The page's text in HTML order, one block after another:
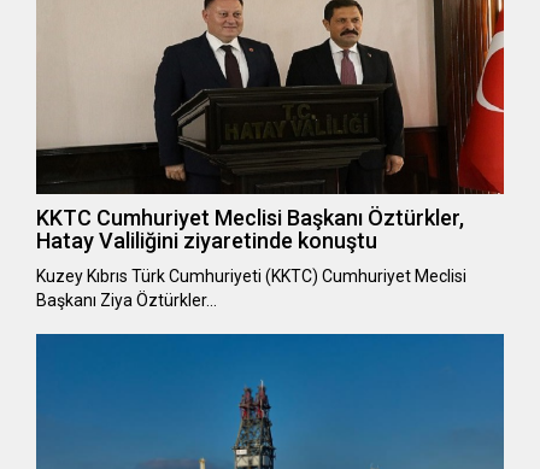
KKTC Cumhuriyet Meclisi Başkanı Öztürkler,
Hatay Valiliğini ziyaretinde konuştu
Kuzey Kıbrıs Türk Cumhuriyeti (KKTC) Cumhuriyet Meclisi
Başkanı Ziya Öztürkler…